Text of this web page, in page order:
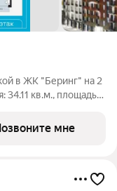
в ЖК "Беринг" на 2
34.11 кв.м., площадь
кoмфopтнa
мне